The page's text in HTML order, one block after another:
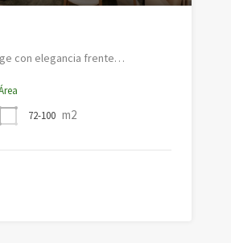
con elegancia frente…
72-100 m2